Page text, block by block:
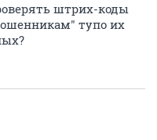
штрих-коды
тупо их